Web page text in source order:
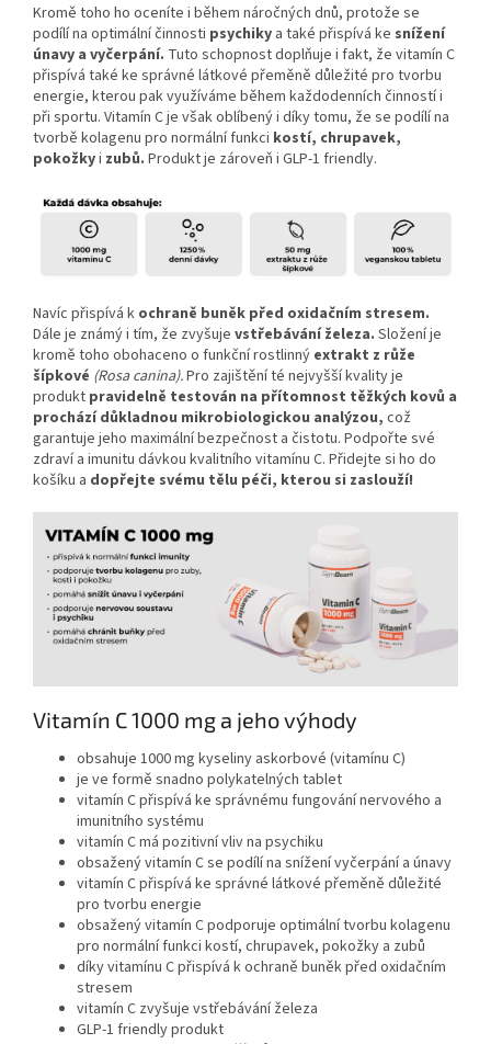
Kromě toho ho oceníte i během náročných dnů, protože se
podílí na optimální činnosti psychiky a také přispívá ke snížení
únavy a vyčerpání. Tuto schopnost doplňuje i fakt, že vitamín C
přispívá také ke správné látkové přeměně důležité pro tvorbu
energie, kterou pak využíváme během každodenních činností i
při sportu. Vitamín C je však oblíbený i díky tomu, že se podílí na
tvorbě kolagenu pro normální funkci kostí, chrupavek,
pokožkyi zubů. Produkt je zároveň i GLP‑1 friendly.
Navíc přispívá k ochraně buněk před oxidačním stresem.
Dále je známý i tím, že zvyšuje vstřebávání železa. Složení je
kromě toho obohaceno o funkční rostlinný extrakt z růže
šípkové (Rosa canina).Pro zajištění té nejvyšší kvality je
produkt pravidelně testován na přítomnost těžkých kovů a
prochází důkladnou mikrobiologickou analýzou, což
garantuje jeho maximální bezpečnost a čistotu. Podpořte své
zdraví a imunitu dávkou kvalitního vitamínu C. Přidejte si ho do
košíku a dopřejte svému tělu péči, kterou si zaslouží!
Vitamín C 1000 mg a jeho výhody
obsahuje 1000 mg kyseliny askorbové (vitamínu C)
je ve formě snadno polykatelných tablet
vitamín C přispívá ke správnému fungování nervového a
imunitního systému
vitamín C má pozitivní vliv na psychiku
obsažený vitamín C se podílí na snížení vyčerpání a únavy
vitamín C přispívá ke správné látkové přeměně důležité
pro tvorbu energie
obsažený vitamín C podporuje optimální tvorbu kolagenu
pro normální funkci kostí, chrupavek, pokožky a zubů
díky vitamínu C přispívá k ochraně buněk před oxidačním
stresem
vitamín C zvyšuje vstřebávání železa
GLP-1 friendly produkt